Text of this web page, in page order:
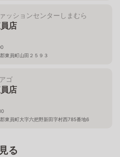
ッションセンターしまむら
店
東員町山田２５９３
ゴ
店
東員町大字六把野新田字村西785番地6
る